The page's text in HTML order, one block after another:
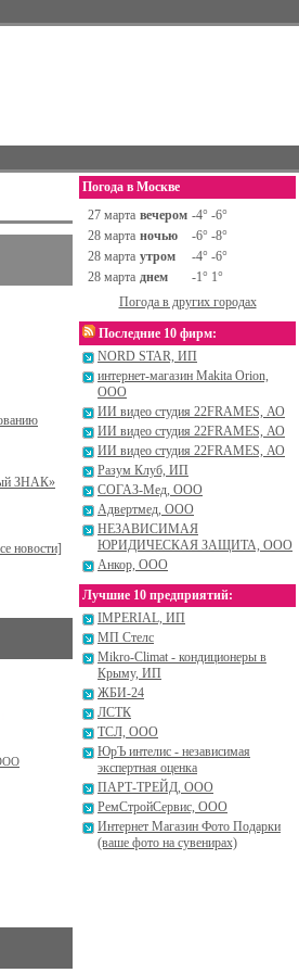
ЗНАК»
новости]
Погода в Москве
27 марта вечером -4° -6°
28 марта ночью
-6° -8°
28 марта утром
-4° -6°
28 марта днем
-1° 1°
Погода в других городах
Последние 10 фирм:
NORD STAR, ИП
интернет-магазин Makita Orion,
ООО
ИИ видео студия 22FRAMES, АО
ИИ видео студия 22FRAMES, АО
ИИ видео студия 22FRAMES, АО
Разум Клуб, ИП
СОГАЗ-Мед, ООО
Адвертмед, ООО
НЕЗАВИСИМАЯ
ЮРИДИЧЕСКАЯ ЗАЩИТА, ООО
Анкор, ООО
Лучшие 10 предприятий:
IMPERIAL, ИП
МП Стелс
Mikro-Climat - кондиционеры в
Крыму, ИП
ЖБИ-24
ЛСТК
ТСЛ, ООО
ЮрЪ интелис - независимая
экспертная оценка
ПАРТ-ТРЕЙД, ООО
РемСтройСервис, ООО
Интернет Магазин Фото Подарки
(ваше фото на сувенирах)